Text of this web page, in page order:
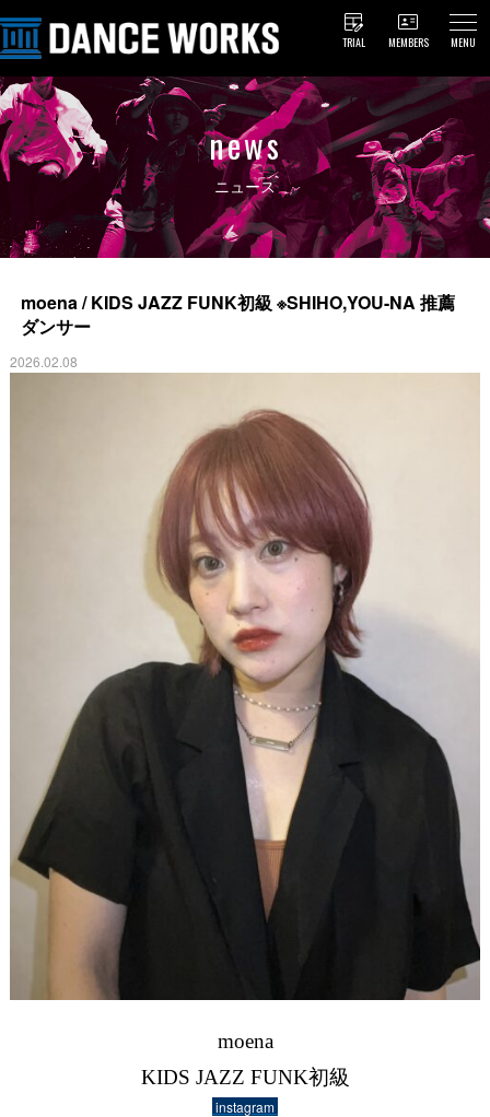
TRIAL MEMBERS MENU
news
ニュース
moena / KIDS JAZZ FUNK初級 ※SHIHO,YOU-NA 推薦
ダンサー
2026.02.08
moena
KIDS JAZZ FUNK初級
instagram